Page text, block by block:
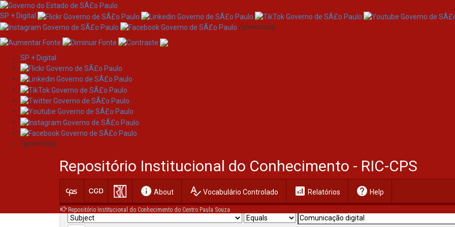
Skip
navigation
SP + Digital
/governosp
SP + Digital
/governosp
Repositório Institucional do Conhecimento - RIC-CPS
info About spellcheck Vocabulário Controlado analytics Relatórios help Help
Repositório Institucional do Conhecimento do Centro Paula Souza
Search
Current filters: